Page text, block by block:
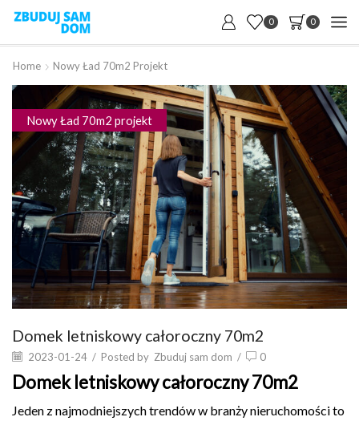
0 0
Home Nowy Ład 70m2 Projekt
Nowy Ład 70m2 projekt
Domek letniskowy całoroczny 70m2
2023-01-24 / Posted by Zbuduj sam dom / 0
Domek letniskowy całoroczny 70m2
Jeden z najmodniejszych trendów w branży nieruchomości to